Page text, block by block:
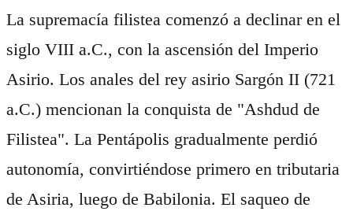
La supremacía filistea comenzó a declinar en el
siglo VIII a.C., con la ascensión del Imperio
Asirio. Los anales del rey asirio Sargón II (721
a.C.) mencionan la conquista de "Ashdud de
Filistea". La Pentápolis gradualmente perdió
autonomía, convirtiéndose primero en tributaria
de Asiria, luego de Babilonia. El saqueo de